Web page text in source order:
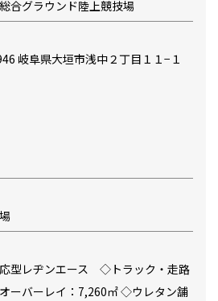
合グラウンド陸上競技場
岐阜県大垣市浅中２丁目１１−１
型レヂンエース ◇トラック・走路
ーバーレイ：7,260㎡ ◇ウレタン舗